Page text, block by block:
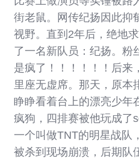
街老鼠。网传纪扬因此抑
视野。直到2年后，绝地
了一名新队员：纪扬。粉
是疯了！！！！！！后来
里座无虚席。那天，原本
睁睁看着台上的漂亮少年
疯狗，四排赛被他玩成了
一个叫做TNT的明星战队
被杀到现场崩溃，后期队